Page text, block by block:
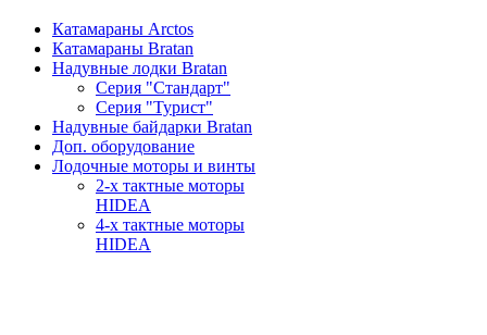
Катамараны Arctos
Катамараны Bratan
Надувные лодки Bratan
Серия "Стандарт"
Серия "Турист"
Надувные байдарки Bratan
Доп. оборудование
Лодочные моторы и винты
2-х тактные моторы
HIDEA
4-х тактные моторы
HIDEA